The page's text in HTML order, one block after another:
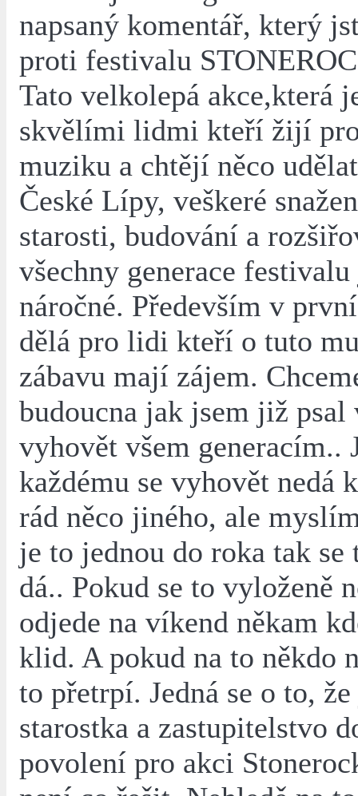
napsaný komentář, který
proti festivalu
Tato velkolepá akce,která
skvělími lidmi kteří žijí
muziku a chtějí něco
České Lípy, veškeré
starosti, budování a
všechny generace
náročné. Především v
dělá pro lidi kteří o tuto
zábavu mají zájem.
budoucna jak jsem již psal
vyhovět všem generacím..
každému se vyhovět nedá
rád něco jiného, ale
je to jednou do roka tak se
dá.. Pokud se to vyloženě
odjede na víkend někam
klid. A pokud na to někdo
to přetrpí. Jedná se o to,
starostka a zastupitelstvo
povolení pro akci